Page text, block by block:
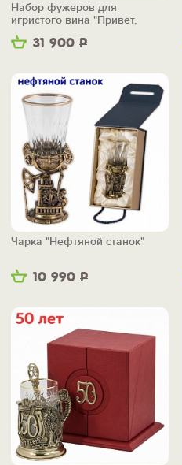
31 900 Р
Набор фужеров для
игристого вина "Привет,
пятьдесят!"
10 990 Р
Чарка "Нефтяной станок"